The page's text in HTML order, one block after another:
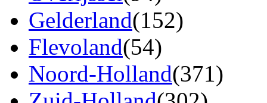
Gelderland(152)
Flevoland(54)
Noord-Holland(371)